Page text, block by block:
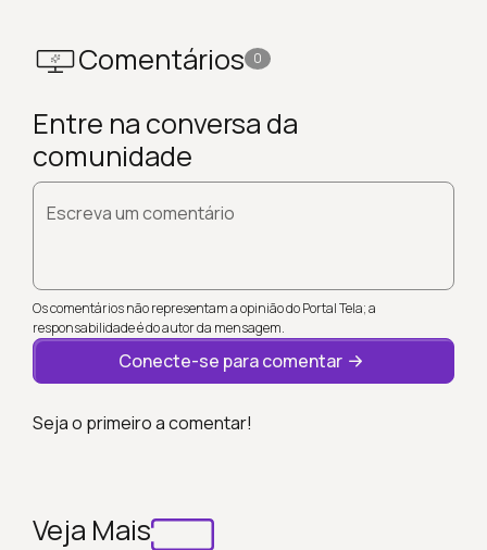
Comentários 0
Entre na conversa da
comunidade
Escreva um comentário
Os comentários não representam a opinião do Portal Tela; a
responsabilidade é do autor da mensagem.
Conecte-se para comentar
Seja o primeiro a comentar!
Veja Mais